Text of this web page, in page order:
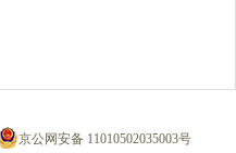
京公网安备 11010502035003号